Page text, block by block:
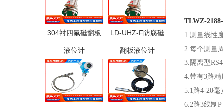
304衬四氟磁翻板
液位计
LD-UHZ-F防腐磁
翻板液位计
TLWZ-
1.测量线性
2.每个测量
3.隔离型
4.带有3路
5.1路4-20
6.2路3线制